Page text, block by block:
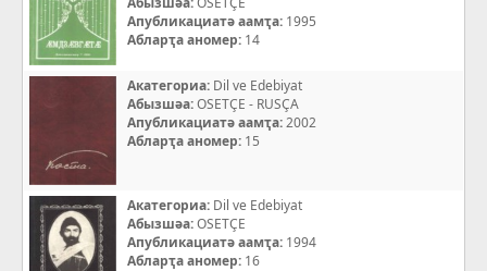
Апубликациатә аамҭа: 1995
Абларҭа аномер: 14
Акатегориа: Dil ve Edebiyat
Абызшәа:OSETÇE - RUSÇA
Апубликациатә аамҭа:2002
Абларҭа аномер: 15
Акатегориа: Dil ve Edebiyat
Абызшәа:OSETÇE
Апубликациатә аамҭа: 1994
Абларҭа аномер: 16